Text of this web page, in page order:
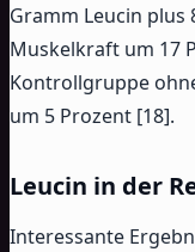
Gramm Leucin plus
Muskelkraft um 17
Kontrollgruppe
um 5 Prozent [18].
Leucin in der
Interessante